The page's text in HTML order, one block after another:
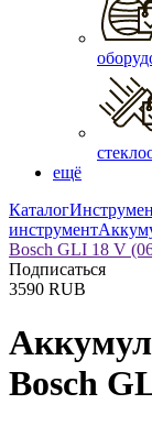
ещё
Каталог
инструмент
Bosch GLI 18 V
Подписаться
3590 RUB
Bosch